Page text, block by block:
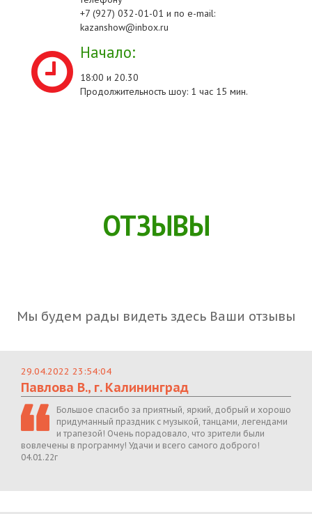
+7 (927) 032-01-01 и по e-mail:
kazanshow@inbox.ru
Начало:
18:00 и 20.30
Продолжительность шоу: 1 час 15 мин.
ОТЗЫВЫ
Мы будем рады видеть здесь Ваши отзывы
29.04.2022 23:54:04
Павлова В., г. Калининград
Большое спасибо за приятный, яркий, добрый и хорошо
придуманный праздник с музыкой, танцами, легендами
и трапезой! Очень порадовало, что зрители были
вовлечены в программу! Удачи и всего самого доброго!
04.01.22г